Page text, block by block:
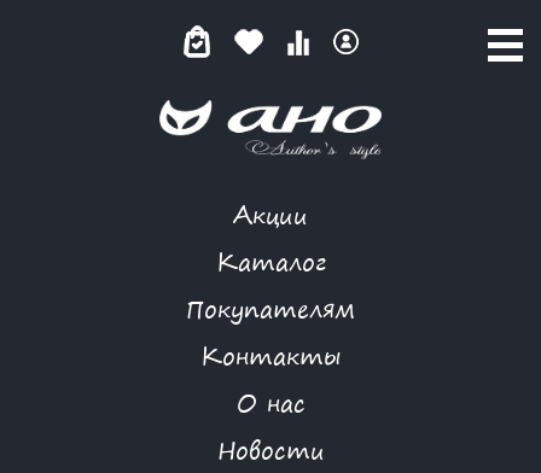
Акции
Каталог
Покупателям
Контакты
О нас
Новости
ЧОКОЛАТТО